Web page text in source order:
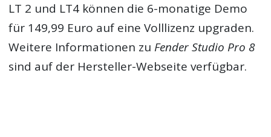
LT 2 und LT4 können die 6-monatige Demo
für 149,99 Euro auf eine Volllizenz upgraden.
Weitere Informationen zu Fender Studio Pro 8
sind auf der Hersteller-Webseite verfügbar.